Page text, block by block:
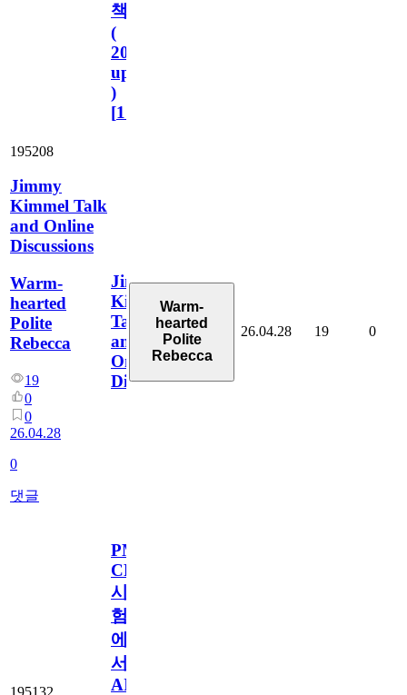
책
(
2023.11.1
update
)
[110
195208
Jimmy
Kimmel Talk
and Online
Discussions
Warm-
hearted
Polite
Rebecca
19
0
0
26.04.28
0
댓글
Jimmy
Kimmel
Talk
and
Online
Discussions
Warm-
hearted
Polite
Rebecca
26.04.28 19 0
195132
PMI-
CPMAI
시
험
에
서
AI